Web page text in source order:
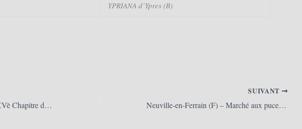
YPRIANA d’Ypres (B)
Marquette-lez-Lille (F) – XXVè Chapitre de la Confrérie de la Cité des Chapons – Jeanne de Flandre (26/04/2025)
SUIVANT
Neuville-en-Ferrain (F) – Marché aux puces du 1er Mai 2025 (01/05/205)